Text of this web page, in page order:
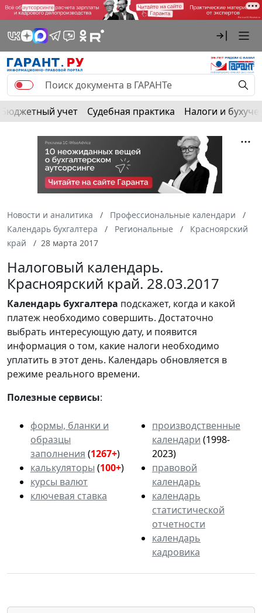
Бюджетный учет Судебная практика Налоги и
Новости и аналитика
Профессиональные календари
Календарь бухгалтера
Региональные
Красноярский
край
28 марта 2017
Налоговый календарь.
Красноярский край. 28.03.2017
Календарьбухгалтера подскажет, когда и какой
платеж необходимо совершить. Достаточно
выбрать интересующую дату, и появится
информация о том, какие налоги необходимо
уплатить в этот день. Календарь обновляется в
режиме реального времени.
Полезные сервисы:
формы, бланки и
образцы
заполнения (1267+)
калькуляторы (100+)
курсы валют
ключевая ставка
производственные
календари (1998-
2023)
правовой
календарь
календарь
статистической
отчетности
календарь
кадровика